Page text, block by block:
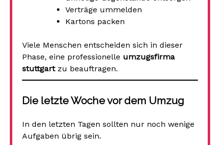
Verträge ummelden
Kartons packen
Viele Menschen entscheiden sich in dieser
Phase, eine professionelle umzugsfirma
stuttgartzu beauftragen.
Die letzte Woche vor dem Umzug
In den letzten Tagen sollten nur noch wenige
Aufgaben übrig sein.